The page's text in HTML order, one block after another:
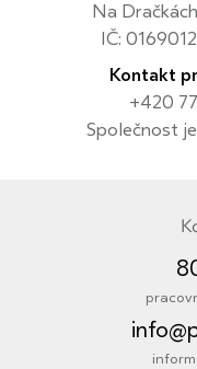
Na
IČ:
Kontakt
+420
Společnost